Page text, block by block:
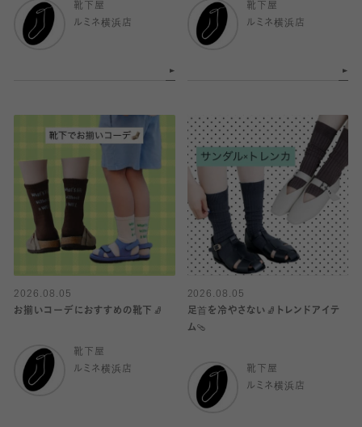
靴下屋
ルミネ横浜店
靴下屋
ルミネ横浜店
2026.08.05
お揃いコーデにおすすめの靴下🧦
靴下屋
ルミネ横浜店
2026.08.05
足首を冷やさない🧦トレンドアイテ
ム🩴
靴下屋
ルミネ横浜店